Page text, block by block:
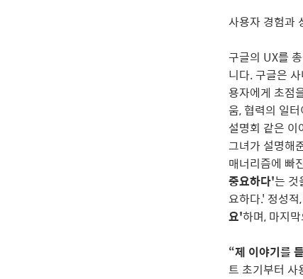
사용자 경험과
구글의 UX를
니다. 구글은
용자에게 초점
움, 협력의 일
설명회 같은 이
그녀가 설명해
매너리즘에 빠
중요하다'는 것
요하다.' 정성
요'하며, 마지
“제 이야기를
트 초기부터 사